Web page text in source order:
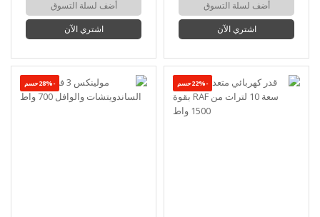
أضف لسلة التسوق
اشتري الآن
أضف لسلة التسوق
اشتري الآن
-22%حسم -28%حسم